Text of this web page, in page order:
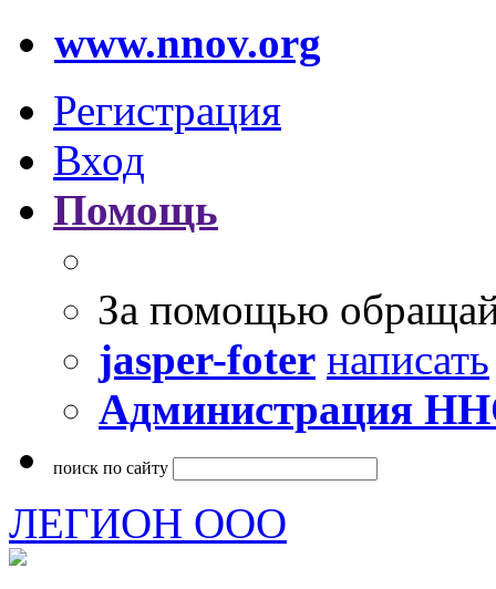
www.nnov.org
Регистрация
Вход
Помощь
За помощью
jasper-foter написать
Администрация
поиск по сайту
ЛЕГИОН ООО